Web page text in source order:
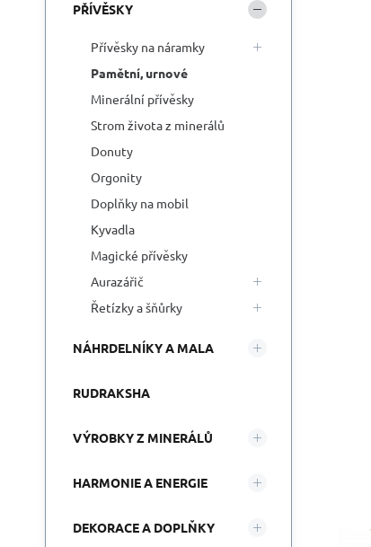
PŘÍVĚSKY
Přívěsky na náramky
Pamětní, urnové
Minerální přívěsky
Strom života z minerálů
Donuty
Orgonity
Doplňky na mobil
Kyvadla
Magické přívěsky
Aurazářič
Řetízky a šňůrky
NÁHRDELNÍKY A MALA
RUDRAKSHA
VÝROBKY Z MINERÁLŮ
HARMONIE A ENERGIE
DEKORACE A DOPLŇKY